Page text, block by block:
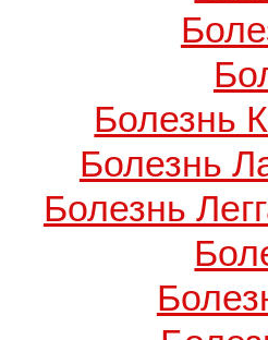
Болезнь
Болезнь
Болезнь